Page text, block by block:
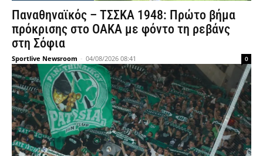
Παναθηναϊκός – ΤΣΣΚΑ 1948: Πρώτο βήμα
πρόκρισης στο ΟΑΚΑ με φόντο τη ρεβάνς
στη Σόφια
Sportlive Newsroom - 04/08/2026 08:41 0